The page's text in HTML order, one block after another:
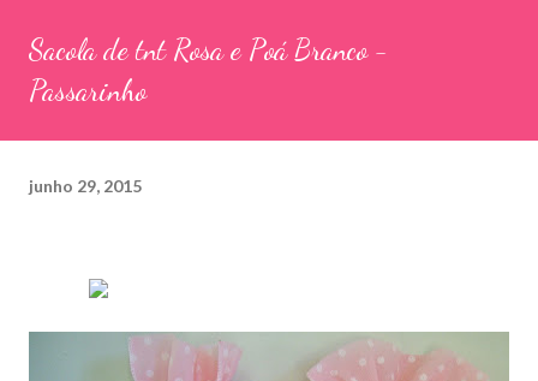
Sacola de tnt Rosa e Poá Branco -
Passarinho
junho 29, 2015